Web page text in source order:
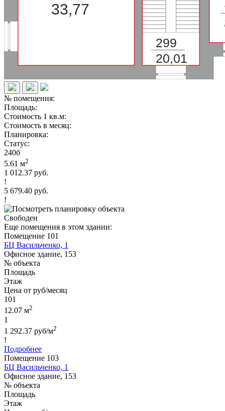
299
20,01
33,77
№ помещения:
Площадь:
Стоимость 1 кв.м:
Стоимость в месяц:
Планировка:
Статус:
240б
5.61 м2
1 012.37 руб.
!
5 679.40 руб.
!
Свободен
Еще помещения в этом здании:
Помещение 101
БЦ Васильченко, 1
Офисное здание, 153
№ объекта
Площадь
Этаж
Цена от руб/месяц
101
12.07 м2
1
1 292.37 руб/м2
!
Подробнее
Помещение 103
БЦ Васильченко, 1
Офисное здание, 153
№ объекта
Площадь
Этаж